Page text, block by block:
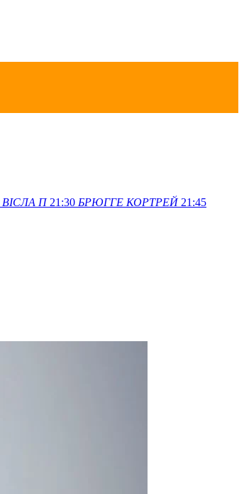
ВІСЛА П 21:30 БРЮГГЕ КОРТРЕЙ 21:45